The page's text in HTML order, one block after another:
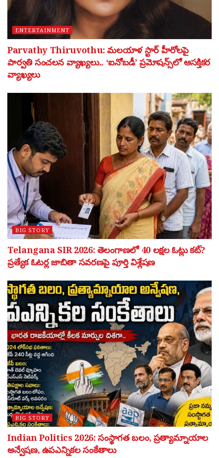
ENTERTAINMENT
Parvathy Thiruvothu: మలయాళ స్టార్ హీరోలపై
పార్వతి సంచలన వ్యాఖ్యలు.. ‘ఐనోబడీ’ ప్రమోషన్స్‌లో ఆసక్తికర
వ్యాఖ్యలు
BIG STORY
Telangana SIR 2026: తెలంగాణలో 40 లక్షల ఓట్లు కట్?
ప్రత్యేక ఓటర్ల జాబితా సవరణపై పూర్తి విశ్లేషణ
BIG STORY
Indian Politics 2026: సంస్థాగత బలం, ప్రత్యామ్నాయాల
అన్వేషణ, ఉపఎన్నికల సంకేతాలు